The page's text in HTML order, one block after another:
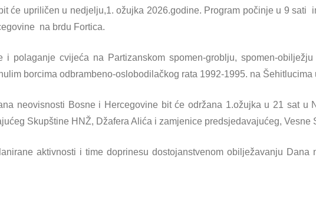
će upriličen u nedjelju,1. ožujka 2026.godine. Program počinje u 9 sati
na brdu Fortica.
i polaganje cvijeća na Partizanskom spomen-groblju, spomen-
borcima odbrambeno-oslobodilačkog rata 1992-1995. na Šehitlucima
neovisnosti Bosne i Hercegovine bit će održana 1.ožujka u 21 sat u
Skupštine HNŽ, Džafera Alića i zamjenice predsjedavajućeg, Vesne
aktivnosti i time doprinesu dostojanstvenom obilježavanju Dana